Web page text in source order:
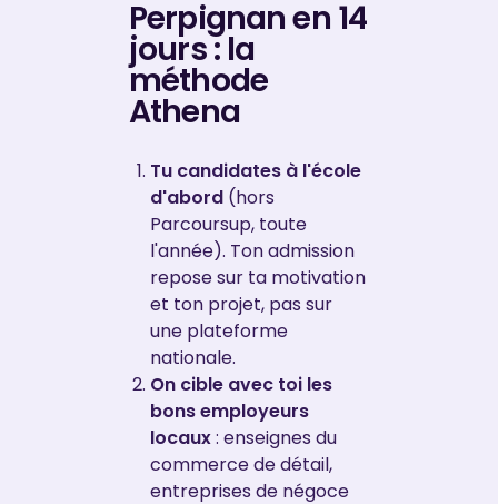
Perpignan en 14
jours : la
méthode
Athena
Tu candidates à l'école
d'abord (hors
Parcoursup, toute
l'année). Ton admission
repose sur ta motivation
et ton projet, pas sur
une plateforme
nationale.
On cible avec toi les
bons employeurs
locaux: enseignes du
commerce de détail,
entreprises de négoce